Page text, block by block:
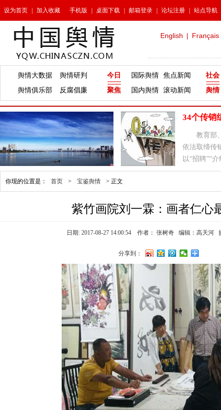
设为首页 加入收藏 手机版 桌面下载 邮箱登录 论坛注册 站点导航
English | Français
舆情大数据
舆情研判
舆情俱乐部
反腐倡廉
今日
聚焦
国际舆情
焦点新闻
国内舆情
滚动新闻
社会
舆情
34个传销
教育部
依法取缔传
以“招聘”“
坚决铲除。
你现的位置是： 首页 > 宝鉴舆情 > 正文
紫竹画院刘一霖：画者仁心
日期: 2017-08-27 14:00:54 作者： 张树奇 编辑：高天河
分享到：